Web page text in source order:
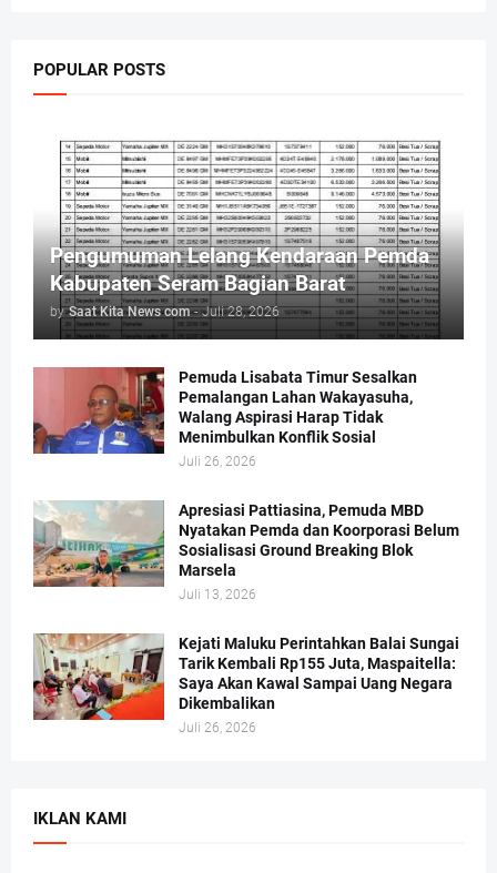
POPULAR POSTS
Pengumuman Lelang Kendaraan Pemda
Kabupaten Seram Bagian Barat
by Saat Kita News com - Juli 28, 2026
Pemuda Lisabata Timur Sesalkan
Pemalangan Lahan Wakayasuha,
Walang Aspirasi Harap Tidak
Menimbulkan Konflik Sosial
Juli 26, 2026
Apresiasi Pattiasina, Pemuda MBD
Nyatakan Pemda dan Koorporasi Belum
Sosialisasi Ground Breaking Blok
Marsela
Juli 13, 2026
Kejati Maluku Perintahkan Balai Sungai
Tarik Kembali Rp155 Juta, Maspaitella:
Saya Akan Kawal Sampai Uang Negara
Dikembalikan
Juli 26, 2026
IKLAN KAMI